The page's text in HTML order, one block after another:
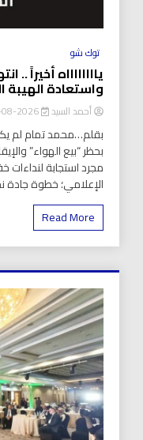
توك شو
يااااااااه أخيراً
واستعادة الهيبة
أحمد السيد 2026-08-04
بقلم…محمد تمام لم
بحظر “بيع الهواء”
مجرد استجابة لنداءات
الإعلامي؛ خطوة جادة
Read More